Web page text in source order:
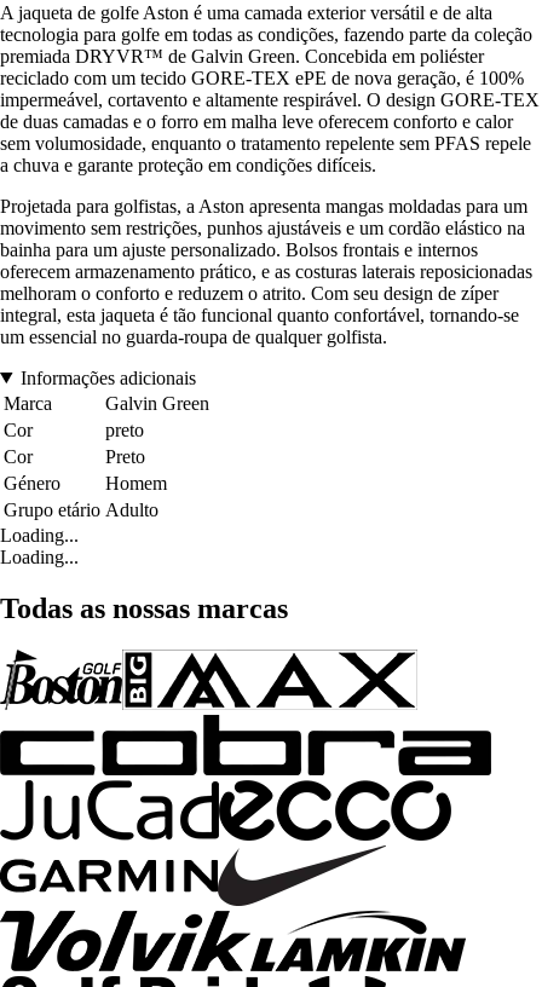
A jaqueta de golfe Aston é uma camada exterior versátil e de alta
tecnologia para golfe em todas as condições, fazendo parte da coleção
premiada DRYVR™ de Galvin Green. Concebida em poliéster
reciclado com um tecido GORE-TEX ePE de nova geração, é 100%
impermeável, cortavento e altamente respirável. O design GORE-TEX
de duas camadas e o forro em malha leve oferecem conforto e calor
sem volumosidade, enquanto o tratamento repelente sem PFAS repele
a chuva e garante proteção em condições difíceis.
Projetada para golfistas, a Aston apresenta mangas moldadas para um
movimento sem restrições, punhos ajustáveis e um cordão elástico na
bainha para um ajuste personalizado. Bolsos frontais e internos
oferecem armazenamento prático, e as costuras laterais reposicionadas
melhoram o conforto e reduzem o atrito. Com seu design de zíper
integral, esta jaqueta é tão funcional quanto confortável, tornando-se
um essencial no guarda-roupa de qualquer golfista.
Informações adicionais
Marca
Galvin Green
Cor
preto
Cor
Preto
Género
Homem
Grupo etário Adulto
Loading...
Loading...
Todas as nossas marcas